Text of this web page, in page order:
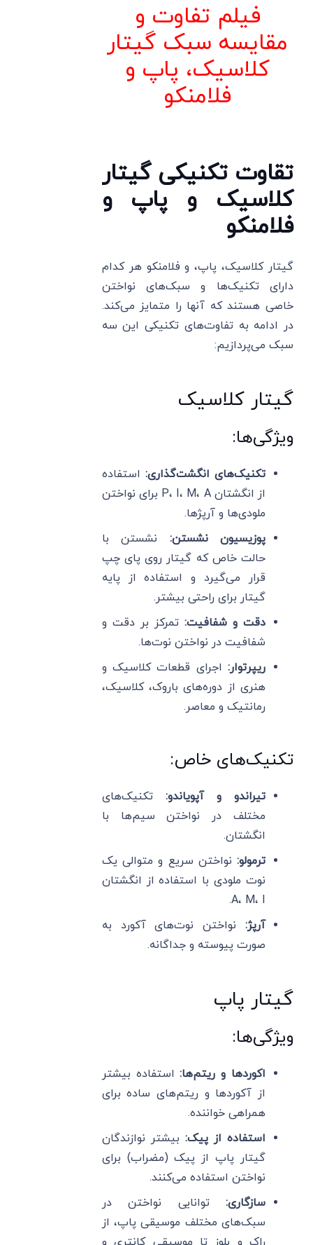
فیلم تفاوت و
مقایسه سبک گیتار
کلاسیک، پاپ و
فلامنکو
تقاوت تکنیکی گیتار
کلاسیک و پاپ و
فلامنکو
گیتار کلاسیک، پاپ، و فلامنکو هر کدام
دارای تکنیک‌ها و سبک‌های نواختن
خاصی هستند که آنها را متمایز می‌کند.
در ادامه به تفاوت‌های تکنیکی این سه
سبک می‌پردازیم:
گیتار کلاسیک
ویژگی‌ها:
تکنیک‌های انگشت‌گذاری: استفاده
از انگشتان P، I، M، A برای نواختن
ملودی‌ها و آرپژها.
پوزیسیون نشستن: نشستن با
حالت خاص که گیتار روی پای چپ
قرار می‌گیرد و استفاده از پایه
گیتار برای راحتی بیشتر.
دقت و شفافیت: تمرکز بر دقت و
شفافیت در نواختن نوت‌ها.
ریپرتوار: اجرای قطعات کلاسیک و
هنری از دوره‌های باروک، کلاسیک،
رمانتیک و معاصر.
تکنیک‌های خاص:
تیراندو و آپویاندو: تکنیک‌های
مختلف در نواختن سیم‌ها با
انگشتان.
ترمولو: نواختن سریع و متوالی یک
نوت ملودی با استفاده از انگشتان
A، M، I.
آرپژ: نواختن نوت‌های آکورد به
صورت پیوسته و جداگانه.
گیتار پاپ
ویژگی‌ها:
اکوردها و ریتم‌ها:استفاده بیشتر
از آکوردها و ریتم‌های ساده برای
همراهی خواننده.
استفاده از پیک: بیشتر نوازندگان
گیتار پاپ از پیک (مضراب) برای
نواختن استفاده می‌کنند.
سازگاری: توانایی نواختن در
سبک‌های مختلف موسیقی پاپ، از